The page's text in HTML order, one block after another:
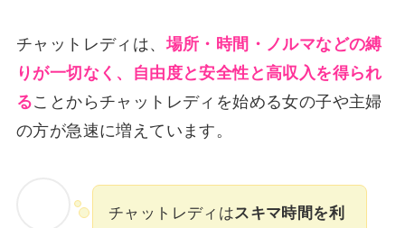
チャットレディは、場所・時間・ノルマなどの縛
りが一切なく、自由度と安全性と高収入を得られ
ることからチャットレディを始める女の子や主婦
の方が急速に増えています。
チャットレディはスキマ時間を利